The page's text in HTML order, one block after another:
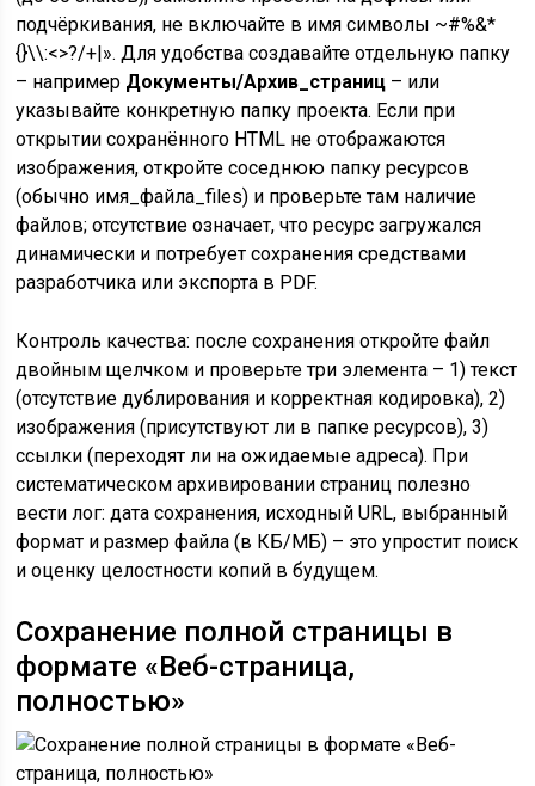
подчёркивания, не включайте в имя символы ~#%&*
{}\\:<>?/+|». Для удобства создавайте отдельную папку
– например Документы/Архив_страниц – или
указывайте конкретную папку проекта. Если при
открытии сохранённого HTML не отображаются
изображения, откройте соседнюю папку ресурсов
(обычно имя_файла_files) и проверьте там наличие
файлов; отсутствие означает, что ресурс загружался
динамически и потребует сохранения средствами
разработчика или экспорта в PDF.
Контроль качества: после сохранения откройте файл
двойным щелчком и проверьте три элемента – 1) текст
(отсутствие дублирования и корректная кодировка), 2)
изображения (присутствуют ли в папке ресурсов), 3)
ссылки (переходят ли на ожидаемые адреса). При
систематическом архивировании страниц полезно
вести лог: дата сохранения, исходный URL, выбранный
формат и размер файла (в КБ/МБ) – это упростит поиск
и оценку целостности копий в будущем.
Сохранение полной страницы в
формате «Веб-страница,
полностью»